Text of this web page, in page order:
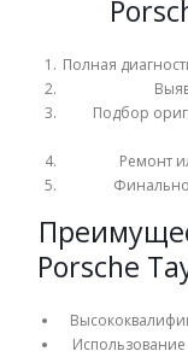
Полная
Подбор
Ремонт
Porsche
0из 5